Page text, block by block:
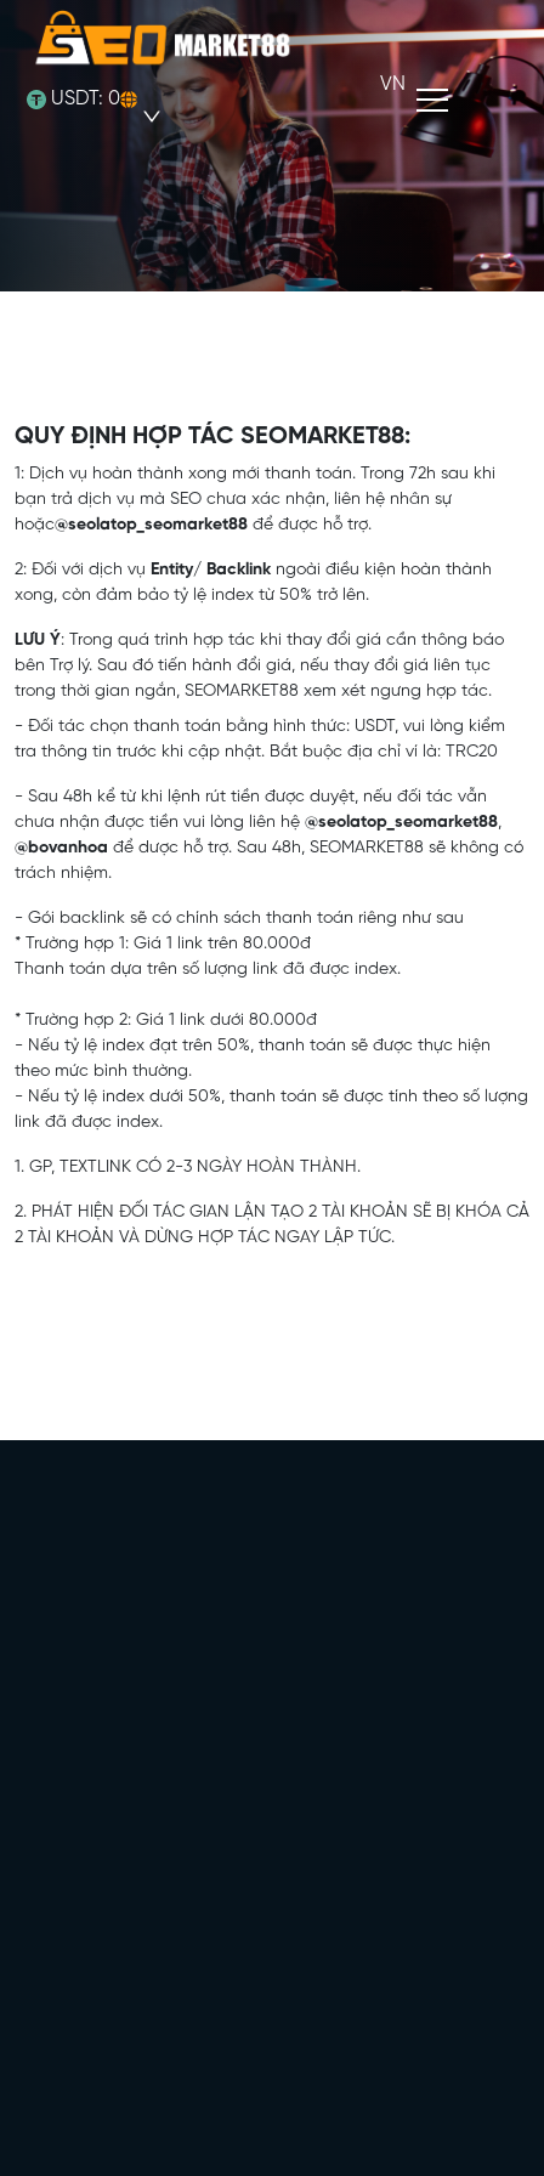
USDT: 0
VN
QUY ĐỊNH HỢP TÁC SEOMARKET88:
1: Dịch vụ hoàn thành xong mới thanh toán. Trong 72h sau khi
bạn trả dịch vụ mà SEO chưa xác nhận, liên hệ nhân sự
hoặc@seolatop_seomarket88 để được hỗ trợ.
2: Đối với dịch vụ Entity/ Backlink ngoài điều kiện hoàn thành
xong, còn đảm bảo tỷ lệ index từ 50% trở lên.
LƯU Ý: Trong quá trình hợp tác khi thay đổi giá cần thông báo
bên Trợ lý. Sau đó tiến hành đổi giá, nếu thay đổi giá liên tục
trong thời gian ngắn, SEOMARKET88 xem xét ngưng hợp tác.
- Đối tác chọn thanh toán bằng hình thức: USDT, vui lòng kiểm
tra thông tin trước khi cập nhật. Bắt buộc địa chỉ ví là: TRC20
- Sau 48h kể từ khi lệnh rút tiền được duyệt, nếu đối tác vẫn
chưa nhận được tiền vui lòng liên hệ @seolatop_seomarket88,
@bovanhoa để dược hỗ trợ. Sau 48h, SEOMARKET88 sẽ không có
trách nhiệm.
- Gói backlink sẽ có chính sách thanh toán riêng như sau
* Trường hợp 1: Giá 1 link trên 80.000đ
Thanh toán dựa trên số lượng link đã được index.
* Trường hợp 2: Giá 1 link dưới 80.000đ
- Nếu tỷ lệ index đạt trên 50%, thanh toán sẽ được thực hiện
theo mức bình thường.
- Nếu tỷ lệ index dưới 50%, thanh toán sẽ được tính theo số lượng
link đã được index.
1. GP, TEXTLINK CÓ 2-3 NGÀY HOÀN THÀNH.
2. PHÁT HIỆN ĐỐI TÁC GIAN LẬN TẠO 2 TÀI KHOẢN SẼ BỊ KHÓA CẢ
2 TÀI KHOẢN VÀ DỪNG HỢP TÁC NGAY LẬP TỨC.